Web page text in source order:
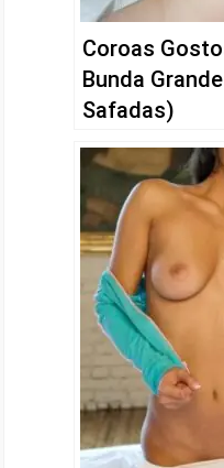
Coroas
Bunda
Safadas)